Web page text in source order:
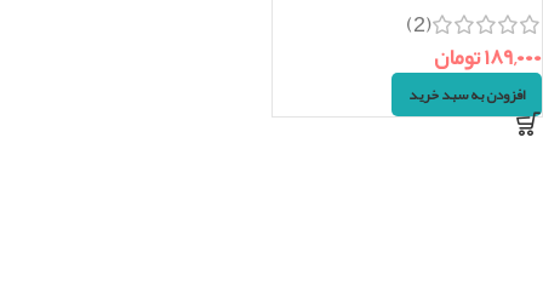
(2)
۱۸۹,۰۰۰تومان
افزودن به سبد خرید